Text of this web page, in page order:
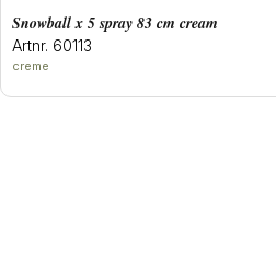
snowball x 5 spray 83 cm cream
Artnr. 60113
creme